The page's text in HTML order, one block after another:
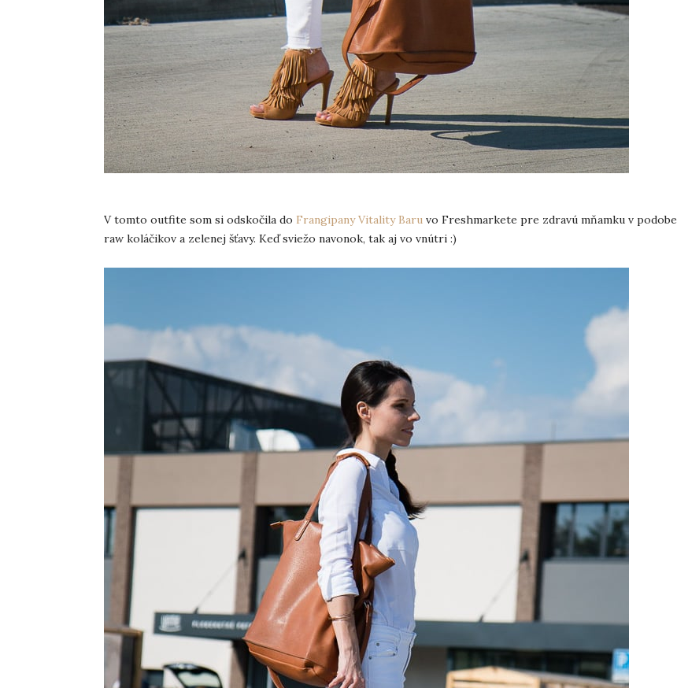
V tomto outfite som si odskočila do Frangipany Vitality Baru vo Freshmarkete pre zdravú mňamku v podobe
raw koláčikov a zelenej šťavy. Keď sviežo navonok, tak aj vo vnútri :)